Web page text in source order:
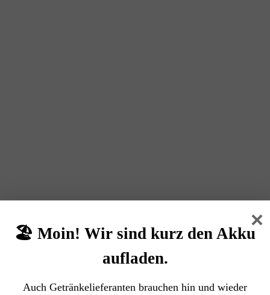
×
🏖️ Moin! Wir sind kurz den Akku
aufladen.
Auch Getränkelieferanten brauchen hin und wieder